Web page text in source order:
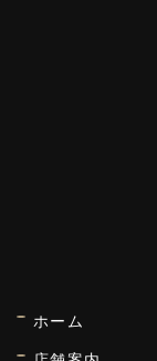
ホーム